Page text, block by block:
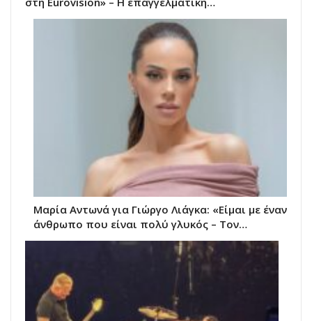
Μαρία Αντωνά για Γιώργο Λιάγκα: «Είμαι με έναν
άνθρωπο που είναι πολύ γλυκός – Τον…